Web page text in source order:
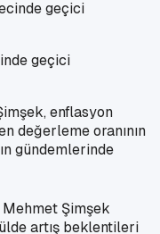
geçici
enflasyon
değerleme oranının
gündemlerinde
Mehmet Şimşek